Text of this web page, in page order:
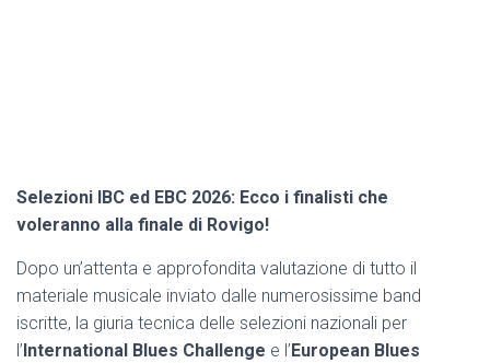
Selezioni IBC ed EBC 2026: Ecco i finalisti che
voleranno alla finale di Rovigo!
Dopo un’attenta e approfondita valutazione di tutto il
materiale musicale inviato dalle numerosissime band
iscritte, la giuria tecnica delle selezioni nazionali per
l’ International Blues Challenge e l’ European Blues